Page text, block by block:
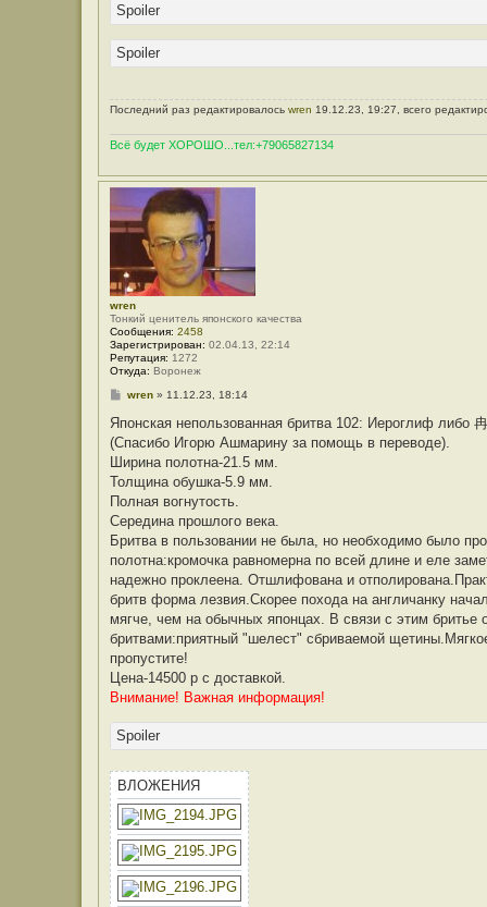
Spoiler
Spoiler
Последний раз редактировалось wren 19.12.23, 19:27, всего
Всё будет ХОРОШО...тел:+79065827134
wren
Тонкий ценитель японского качества
Сообщения: 2458
Зарегистрирован: 02.04.13, 22:14
Репутация: 1272
Откуда: Воронеж
С
о
щ
е
и
е
wren» 11.12.23, 18:14
Японская непользованная бритва 102: Иероглиф
(Спасибо Игорю Ашмарину за помощь в переводе).
Ширина полотна-21.5 мм.
Толщина обушка-5.9 мм.
Полная вогнутость.
Середина прошлого века.
Бритва в пользовании не была, но необходимо было
полотна:кромочка равномерна по всей длине и еле
надежно проклеена. Отшлифована и
бритв форма лезвия.Скорее похода на англичанку
мягче, чем на обычных японцах. В связи с этим
бритвами:приятный "шелест" сбриваемой
пропустите!
Цена-14500 р с доставкой.
Внимание! Важная информация!
Spoiler
ВЛОЖЕНИЯ